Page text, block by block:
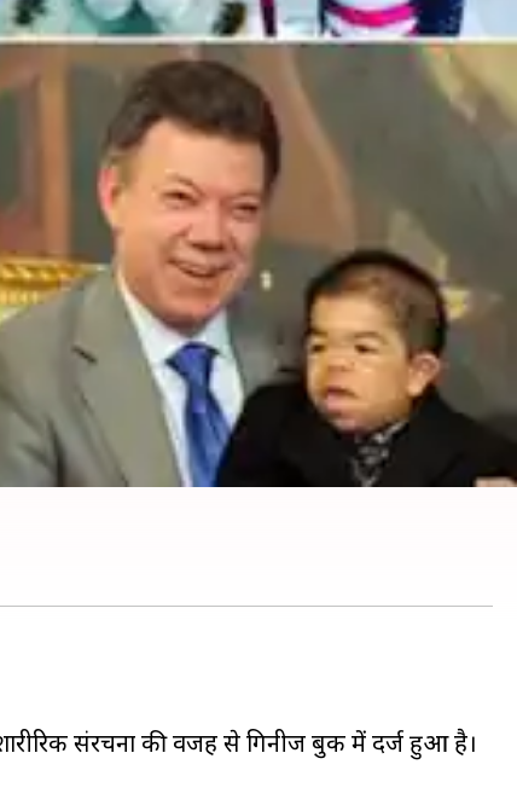
संरचना की वजह से गिनीज बुक में दर्ज हुआ है।